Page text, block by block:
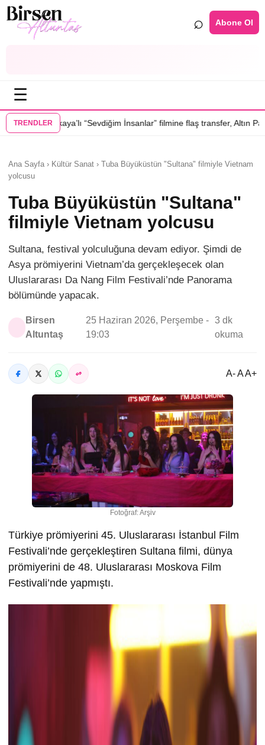
⌕ Abone Ol
☰
TRENDLERİnsanlar” filmine flaş transfer, Altın Palmiye’li Vlad Ivanov
Ana Sayfa › Kültür Sanat › Tuba Büyüküstün "Sultana" filmiyle Vietnam
yolcusu
Tuba Büyüküstün "Sultana"
filmiyle Vietnam yolcusu
Sultana, festival yolculuğuna devam ediyor. Şimdi de
Asya prömiyerini Vietnam’da gerçekleşecek olan
Uluslararası Da Nang Film Festivali’nde Panorama
bölümünde yapacak.
Birsen
Altuntaş
25 Haziran 2026, Perşembe -
19:03
3 dk
okuma
A- A A+
Fotoğraf: Arşiv
Türkiye prömiyerini 45. Uluslararası İstanbul Film
Festivali’nde gerçekleştiren Sultana filmi, dünya
prömiyerini de 48. Uluslararası Moskova Film
Festivali’nde yapmıştı.